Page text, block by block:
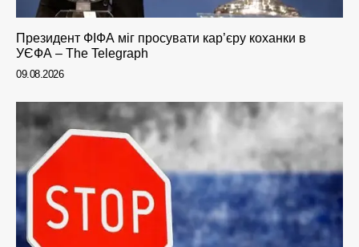
Президент ФІФА міг просувати кар’єру коханки в
УЄФА – The Telegraph
09.08.2026